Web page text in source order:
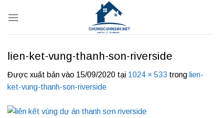
qua
lien-ket-vung-thanh-son-riverside
Được xuất bản vào 15/09/2020 tại 1024 × 533 trong lien-
ket-vung-thanh-son-riverside